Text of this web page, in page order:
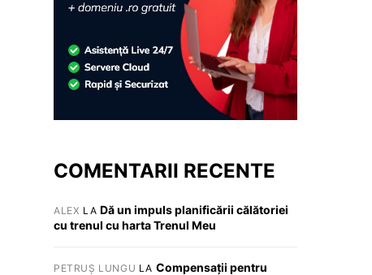
COMENTARII RECENTE
ALEX LA Dă un impuls planificării călătoriei
cu trenul cu harta Trenul Meu
PETRUȘ LUNGU LA Compensații pentru